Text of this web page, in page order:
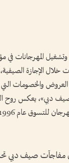
المهرجانات في
خلال الإجازة
العروض والخصومات
دبي»، يعكس روح
صيف دبي تحمل